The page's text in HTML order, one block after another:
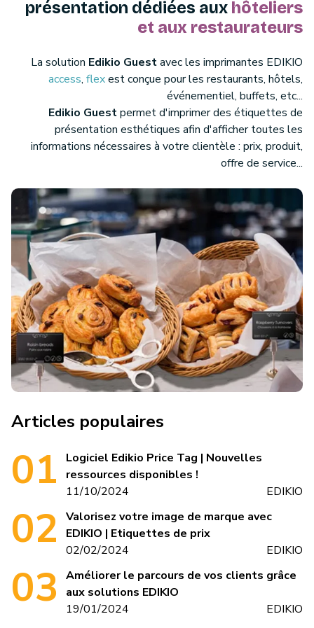
présentation dédiées aux hôteliers
et aux restaurateurs
La solution Edikio Guestavec les imprimantes EDIKIO
access, flexest conçue pour les restaurants, hôtels,
événementiel, buffets, etc...
Edikio Guestpermet d'imprimer des étiquettes de
présentation esthétiques afin d'afficher toutes les
informations nécessaires à votre clientèle : prix, produit,
offre de service...
Articles populaires
Logiciel Edikio Price Tag | Nouvelles
ressources disponibles !
11/10/2024
EDIKIO
Valorisez votre image de marque avec
EDIKIO | Etiquettes de prix
02/02/2024
EDIKIO
Améliorer le parcours de vos clients grâce
aux solutions EDIKIO
19/01/2024
EDIKIO